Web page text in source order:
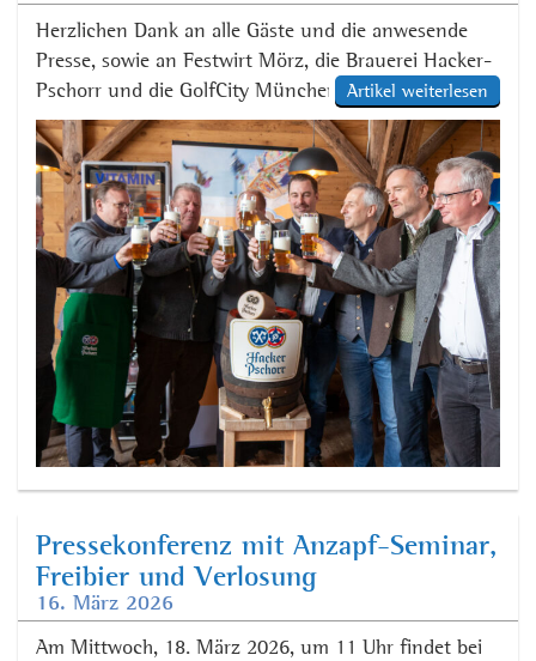
Herzlichen Dank an alle Gäste und die anwesende
Presse, sowie an Festwirt Mörz, die Brauerei Hacker-
Pschorr und die GolfCity München Puchheim.
Artikel weiterlesen
Pressekonferenz mit Anzapf-Seminar,
Freibier und Verlosung
16. März 2026
Am Mittwoch, 18. März 2026, um 11 Uhr findet bei